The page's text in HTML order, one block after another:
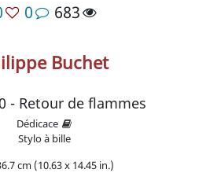
0 683
Buchet
- Retour de flammes
Dédicace
Stylo à bille
cm (10.63 x 14.45 in.)